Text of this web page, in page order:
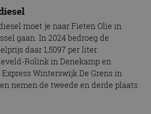
moet je naar Fieten Olie in
gaan. In 2024 bedroeg de
daar 1,5097 per liter.
Rolink in Denekamp en
Winterswijk De Grens in
nemen de tweede en derde plaats